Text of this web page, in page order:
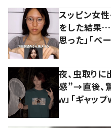
スッピン女
をした結果
思った」「ベ
夜、虫取り
感”→直後、
ｗ」「ギャッ